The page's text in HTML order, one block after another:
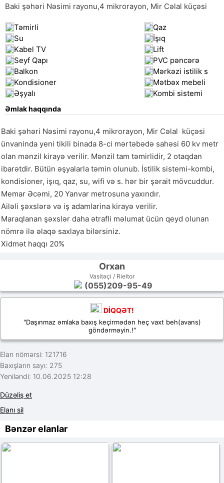
Baki şəhəri Nəsimi rayonu,4 mikrorayon, Mir Cəlal küçəsi
Təmirli
Qaz
Su
İşıq
Kabel TV
Lift
Seyf Qapı
PVC pəncərə
Balkon
Mərkəzi istilik s
Kondisioner
Mətbəx mebeli
Əşyalı
Kombi sistemi
Əmlak haqqında
Baki şəhəri Nəsimi rayonu,4 mikrorayon, Mir Cəlal  küçəsi
ünvaninda yeni tikili binada 8-ci mərtəbədə sahəsi 60 kv metr
olan mənzil kirayə verilir. Mənzil tam təmirlidir, 2 otaqdan
ibarətdir. Bütün əşyalarla təmin olunub. İstilik sistemi-kombi,
kondisioner, işıq, qaz, su, wifi və s. hər bir şərait mövcuddur.
Memar Əcəmi, 20 Yanvar metrosuna yaxındır.
Ailəli şəxslərə və iş adamlarina kirayə verilir.
Maraqlanan şəxslər daha ətrafli məlumat ücün qeyd olunan
nömrə ilə əlaqə saxlaya bilərsiniz.
Orxan
Vasitəçi / Rieltor
(055)209-95-49
DİQQƏT!
"Daşınmaz əmlaka baxış keçirmədən heç vaxt beh(avans)
göndərməyin.!"
Elan nömərsi: 121716
Baxışların sayı: 275
Yeniləndi: 10.06.2025 12:28
Düzəliş et
Elanı sil
Bənzər elanlar